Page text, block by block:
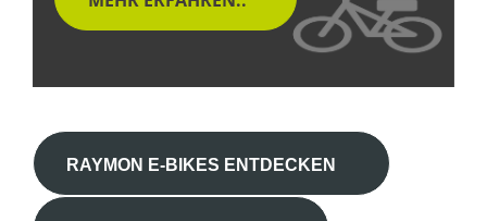
RAYMON E-BIKES ENTDECKEN